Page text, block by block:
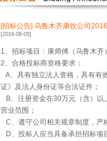
[招标公告] 乌鲁木齐康饮公司
[2016-08-05]
1、招标项目：康师傅（乌鲁木齐
2、合格投标商资格要求：
A、具有独立法人资格，具有有
证》及法人身份证等合法证件；
B、注册资金在30万元（含）以
营业范围；
C、遵守公司相关规章制度，
D、投标人应当具备承担招标